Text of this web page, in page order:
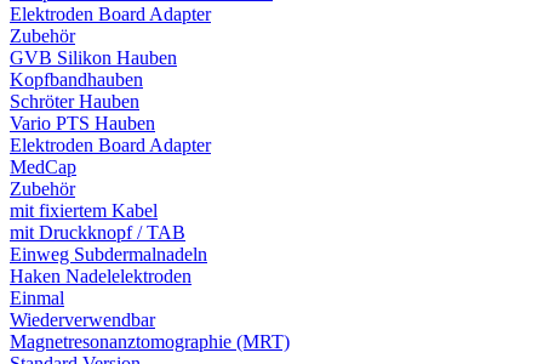
Elektroden Board Adapter
Zubehör
GVB Silikon Hauben
Kopfbandhauben
Schröter Hauben
Vario PTS Hauben
Elektroden Board Adapter
MedCap
Zubehör
mit fixiertem Kabel
mit Druckknopf / TAB
Einweg Subdermalnadeln
Haken Nadelelektroden
Einmal
Wiederverwendbar
Magnetresonanztomographie (MRT)